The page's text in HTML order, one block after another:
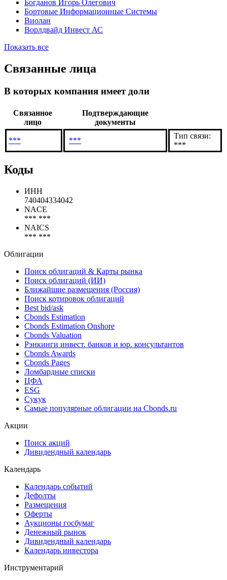
Богданов Игорь Олегович
Бортовые Информационные Системы
Виолан
Ворлдвайд Инвест АС
Показать все
Связанные лица
В которых компания имеет доли
Связанное
лицо
Подтверждающие
документы
*** ***
Тип связи:
***
Коды
ИНН
740404334042
NACE
*** ***
NAICS
*** ***
Облигации
Поиск облигаций & Карты рынка
Поиск облигаций (ИИ)
Ближайшие размещения (Россия)
Поиск котировок облигаций
Best bid/ask
Cbonds Estimation
Cbonds Estimation Onshore
Cbonds Valuation
Рэнкинги инвест. банков и юр. консультантов
Cbonds Awards
Cbonds Pages
Ломбардные списки
ЦФА
ESG
Сукук
Самые популярные облигации на Cbonds.ru
Акции
Поиск акций
Дивидендный календарь
Календарь
Календарь событий
Дефолты
Размещения
Оферты
Аукционы госбумаг
Денежный рынок
Дивидендный календарь
Календарь инвестора
Инструментарий